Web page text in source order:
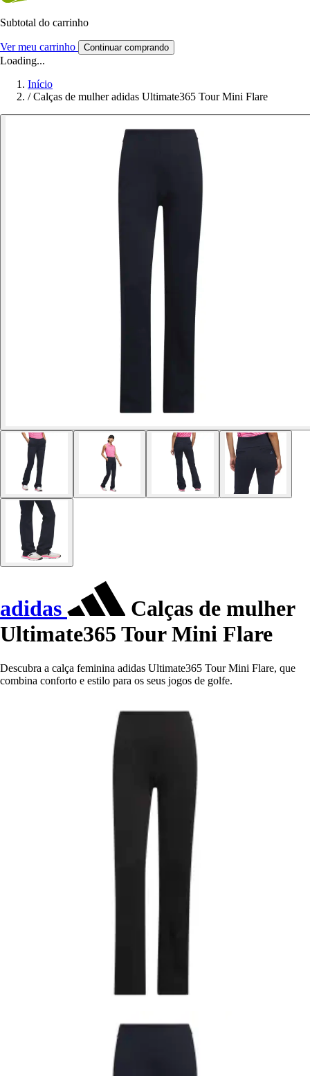
Subtotal do carrinho
Ver meu carrinho Continuar comprando
Loading...
Início
/ Calças de mulher adidas Ultimate365 Tour Mini Flare
adidas
Calças de mulher
Ultimate365 Tour Mini Flare
Descubra a calça feminina adidas Ultimate365 Tour Mini Flare, que
combina conforto e estilo para os seus jogos de golfe.